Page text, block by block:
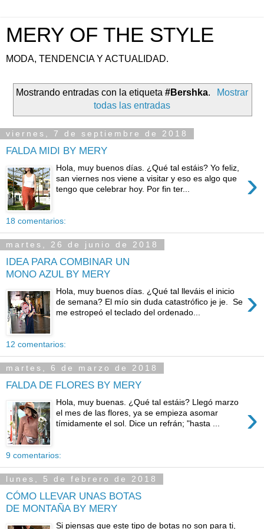
MERY OF THE STYLE
MODA, TENDENCIA Y ACTUALIDAD.
Mostrando entradas con la etiqueta#Bershka.
Mostrar
todas las entradas
viernes, 7 de septiembre de 2018
FALDA MIDI BY MERY
›
Hola, muy buenos días. ¿Qué tal estáis? Yo feliz,
san viernes nos viene a visitar y eso es algo que
tengo que celebrar hoy. Por fin ter...
18 comentarios:
martes, 26 de junio de 2018
IDEA PARA COMBINAR UN
MONO AZUL BY MERY
›
Hola, muy buenos días. ¿Qué tal lleváis el inicio
de semana? El mío sin duda catastrófico je je. Se
me estropeó el teclado del ordenado...
12 comentarios:
martes, 6 de marzo de 2018
FALDA DE FLORES BY MERY
›
Hola, muy buenas. ¿Qué tal estáis? Llegó marzo
el mes de las flores, ya se empieza asomar
tímidamente el sol. Dice un refrán; "hasta ...
9 comentarios:
lunes, 5 de febrero de 2018
CÓMO LLEVAR UNAS BOTAS
DE MONTAÑA BY MERY
Si piensas que este tipo de botas no son para ti,